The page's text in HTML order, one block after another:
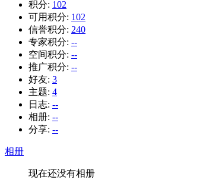
积分: 102
可用积分: 102
信誉积分: 240
专家积分: --
空间积分: --
推广积分: --
好友: 3
主题: 4
日志: --
相册: --
分享: --
相册
现在还没有相册